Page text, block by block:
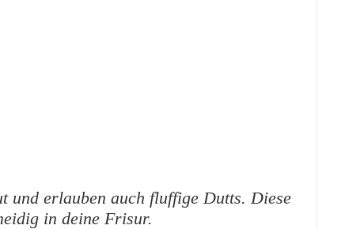
und erlauben auch fluffige Dutts. Diese
in deine Frisur.